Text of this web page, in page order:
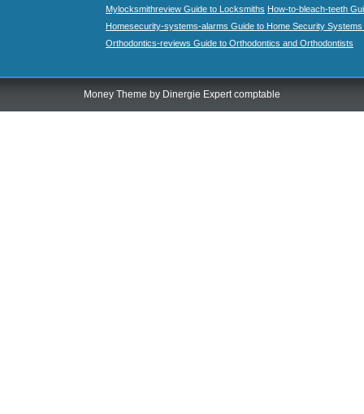
Mylocksmithreview Guide to Locksmiths How-to-bleach-teeth
Homesecurity-systems-alarms Guide to Home Security Systems
Orthodontics-reviews Guide to Orthodontics and Orthodontists
Money Theme by Dinergie Expert comptable